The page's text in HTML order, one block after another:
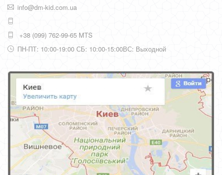
info@dm-kid.com.ua
+38 (099) 762-99-65 MTS
ПН-ПТ: 10:00-19:00 СБ: 10:00-15:00ВС: Выходной